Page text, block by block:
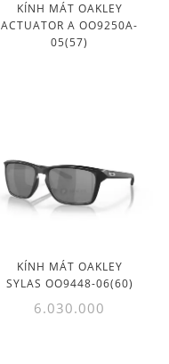
KÍNH MÁT OAKLEY
ACTUATOR A OO9250A-
05(57)
KÍNH MÁT OAKLEY
SYLAS OO9448-06(60)
6.030.000